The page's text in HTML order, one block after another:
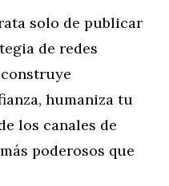
solo de publicar
de redes
humaniza tu
los canales de
poderosos que